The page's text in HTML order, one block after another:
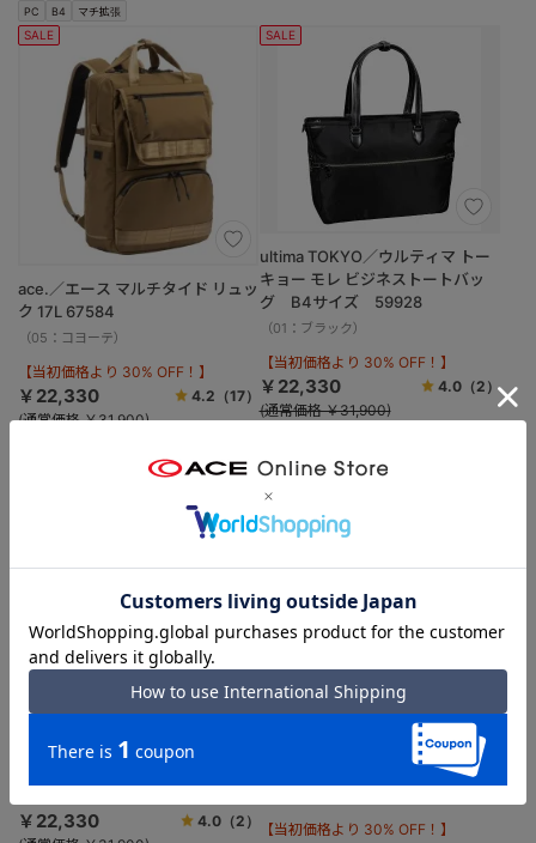
PC B4 マチ拡張
SALE
ace.／エース マルチタイド リュッ
ク 17L 67584
（05：コヨーテ）
【当初価格より 30% OFF！】
￥22,330 4.2 （17）
(通常価格 ￥31,900)
SALE
ultima TOKYO／ウルティマ トー
キョー モレ ビジネストートバッ
グ B4サイズ 59928
（01：ブラック）
【当初価格より 30% OFF！】
￥22,330 4.0 （2）
(通常価格 ￥31,900)
ultima TOKYO／ウルティマ トー
キョー モレ ビジネストートバッ
グ B4サイズ 59928
（03：ネイビー）
￥22,330 4.0（2）
SALE
ace.／エース マルチタイド リュ
ック エキスパンダブル 21リッ
【当初価格より 30% OFF！】